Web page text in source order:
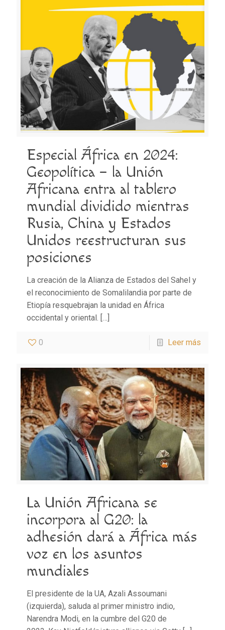
Especial África en 2024:
Geopolítica – la Unión
Africana entra al tablero
mundial dividido mientras
Rusia, China y Estados
Unidos reestructuran sus
posiciones
La creación de la Alianza de Estados del Sahel y
el reconocimiento de Somalilandia por parte de
Etiopía resquebrajan la unidad en África
occidental y oriental. […]
0 Leer más
La Unión Africana se
incorpora al G20: la
adhesión dará a África más
voz en los asuntos
mundiales
El presidente de la UA, Azali Assoumani
(izquierda), saluda al primer ministro indio,
Narendra Modi, en la cumbre del G20 de